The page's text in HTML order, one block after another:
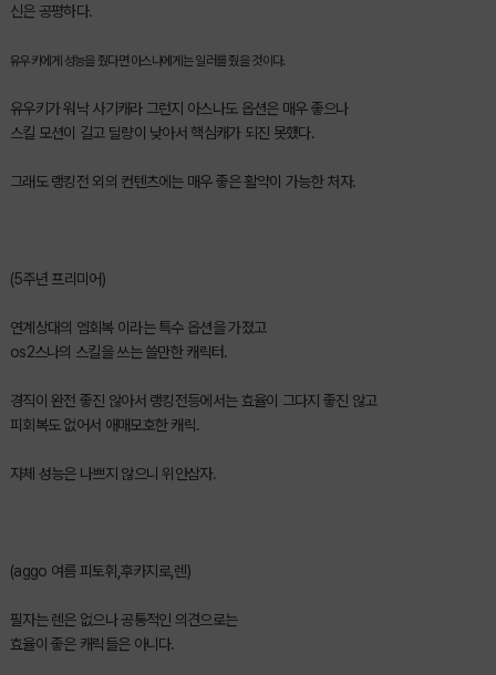
신은 공평하다.
유우키에게 성능을 줬다면 아스나에게는 일러를 줬을 것이다.
유우키가 워낙 사기캐라 그런지 아스나도 옵션은 매우 좋으나
스킬 모션이 길고 딜량이 낮아서 핵심캐가 되진 못했다.
그래도 랭킹전 외의 컨텐츠에는 매우 좋은 활약이 가능한 처자.
(5주년 프리미어)
연계상대의 엠회복 이라는 특수 옵션을 가졌고
os2스나의 스킬을 쓰는 쓸만한 캐릭터.
경직이 완전 좋진 않아서 랭킹전등에서는 효율이 그다지 좋진 않고
피회복도 없어서 애매모호한 캐릭.
자체 성능은 나쁘지 않으니 위안삼자.
(aggo 여름 피토휘,후카지로,렌)
필자는 렌은 없으나 공통적인 의견으로는
효율이 좋은 캐릭들은 아니다.